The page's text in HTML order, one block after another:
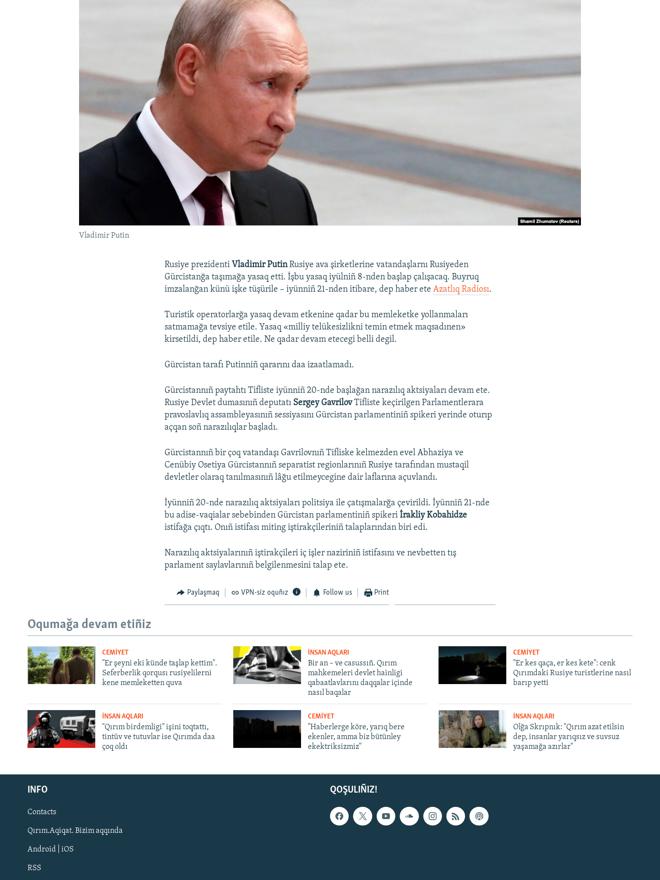
Русский
Українською
QOŞULIÑIZ!
Vladimir Putin
Rusiye prezidenti Vladimir PutinRusiye ava şirketlerine vatandaşlarnı Rusiyeden
Gürcistanğa taşımağa yasaq etti. İşbu yasaq iyülniñ 8-nden başlap çalışacaq. Buyruq
imzalanğan künü işke tüşürile – iyünniñ 21-nden itibare, dep haber eteAzatlıq Radiosı.
Turistik operatorlarğa yasaq devam etkenine qadar bu memleketke yollanmaları
satmamağa tevsiye etile. Yasaq «milliy telükesizlikni temin etmek maqsadınen»
kirsetildi, dep haber etile. Ne qadar devam etecegi belli degil.
Gürcistan tarafı Putinniñ qararını daa izaatlamadı.
Gürcistannıñ paytahtı Tifliste iyünniñ 20-nde başlağan narazılıq aktsiyaları devam ete.
Rusiye Devlet dumasınıñ deputatı Sergey GavrilovTifliste keçirilgen Parlamentlerara
pravoslavlıq assambleyasınıñ sessiyasını Gürcistan parlamentiniñ spikeri yerinde oturıp
açqan soñ narazılıqlar başladı.
Gürcistannıñ bir çoq vatandaşı Gavrilovnıñ Tifliske kelmezden evel Abhaziya ve
Cenübiy Osetiya Gürcistannıñ separatist regionlarınıñ Rusiye tarafından mustaqil
devletler olaraq tanılmasınıñ lâğu etilmeycegine dair laflarına açuvlandı.
İyünniñ 20-nde narazılıq aktsiyaları politsiya ile çatışmalarğa çevirildi. İyünniñ 21-nde
bu adise-vaqialar sebebinden Gürcistan parlamentiniñ spikeriİrakliy Kobahidze
istifağa çıqtı. Onıñ istifası miting iştirakçileriniñ talaplarından biri edi.
Narazılıq aktsiyalarınıñ iştirakçileri iç işler naziriniñ istifasını ve nevbetten tış
parlament saylavlarınıñ belgilenmesini talap ete.
Paylaşmaq VPN-siz oquñız Follow us Print
Oqumağa devam etiñiz
CEMİYET
"Er şeyni eki künde taşlap kettim".
Seferberlik qorqusı rusiyelilerni
kene memleketten quva
İNSAN AQLARI
Bir an – ve casussıñ. Qırım
mahkemeleri devlet hainligi
qabaatlavlarını daqqalar içinde
nasıl baqalar
CEMİYET
"Er kes qaça, er kes kete": cenk
Qırımdaki Rusiye turistlerine nasıl
barıp yetti
İNSAN AQLARI
"Qırım birdemligi" işini toqtattı,
tintüv ve tutuvlar ise Qırımda daa
çoq oldı
CEMİYET
"Haberlerge köre, yarıq bere
ekenler, amma biz bütünley
ekektriksizmiz"
İNSAN AQLARI
Olğa Skrıpnık: "Qırım azat etilsin
dep, insanlar yarıqsız ve suvsuz
yaşamağa azırlar"
QOŞULIÑIZ!
INFO
Contacts
Qırım.Aqiqat. Bizim aqqında
Android | iOS
RSS